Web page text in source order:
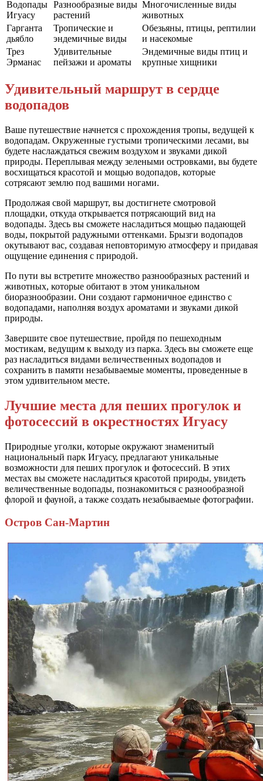
Водопады
Игуасу
Разнообразные виды
растений
Многочисленные виды
животных
Гарганта
дьябло
Тропические и
эндемичные виды
Обезьяны, птицы, рептилии
и насекомые
Трез
Эрманас
Удивительные
пейзажи и ароматы
Эндемичные виды птиц и
крупные хищники
Удивительный маршрут в сердце
водопадов
Ваше путешествие начнется с прохождения тропы, ведущей к
водопадам. Окруженные густыми тропическими лесами, вы
будете наслаждаться свежим воздухом и звуками дикой
природы. Переплывая между зелеными островками, вы будете
восхищаться красотой и мощью водопадов, которые
сотрясают землю под вашими ногами.
Продолжая свой маршрут, вы достигнете смотровой
площадки, откуда открывается потрясающий вид на
водопады. Здесь вы сможете насладиться мощью падающей
воды, покрытой радужными оттенками. Брызги водопадов
окутывают вас, создавая неповторимую атмосферу и придавая
ощущение единения с природой.
По пути вы встретите множество разнообразных растений и
животных, которые обитают в этом уникальном
биоразнообразии. Они создают гармоничное единство с
водопадами, наполняя воздух ароматами и звуками дикой
природы.
Завершите свое путешествие, пройдя по пешеходным
мостикам, ведущим к выходу из парка. Здесь вы сможете еще
раз насладиться видами величественных водопадов и
сохранить в памяти незабываемые моменты, проведенные в
этом удивительном месте.
Лучшие места для пеших прогулок и
фотосессий в окрестностях Игуасу
Природные уголки, которые окружают знаменитый
национальный парк Игуасу, предлагают уникальные
возможности для пеших прогулок и фотосессий. В этих
местах вы сможете насладиться красотой природы, увидеть
величественные водопады, познакомиться с разнообразной
флорой и фауной, а также создать незабываемые фотографии.
Остров Сан-Мартин